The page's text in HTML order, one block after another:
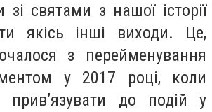
зі святами з нашої історії
якісь інші виходи. Це,
з перейменування
у 2017 році, коли
прив’язувати до подій у